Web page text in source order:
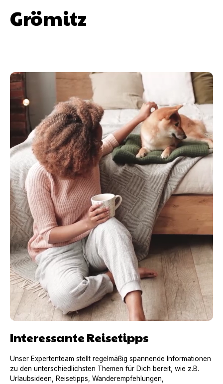
Grömitz
Interessante Reisetipps
Unser Expertenteam stellt regelmäßig spannende Informationen
zu den unterschiedlichsten Themen für Dich bereit, wie z.B.
Urlaubsideen, Reisetipps, Wanderempfehlungen,